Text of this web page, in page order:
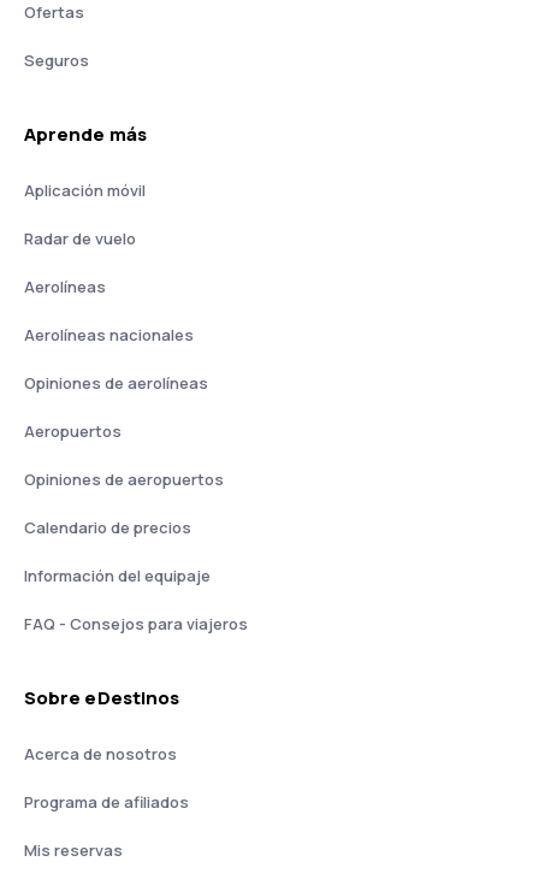
Ofertas
Seguros
Aprende más
Aplicación móvil
Radar de vuelo
Aerolíneas
Aerolíneas nacionales
Opiniones de aerolíneas
Aeropuertos
Opiniones de aeropuertos
Calendario de precios
Información del equipaje
FAQ - Consejos para viajeros
Sobre eDestinos
Acerca de nosotros
Programa de afiliados
Mis reservas